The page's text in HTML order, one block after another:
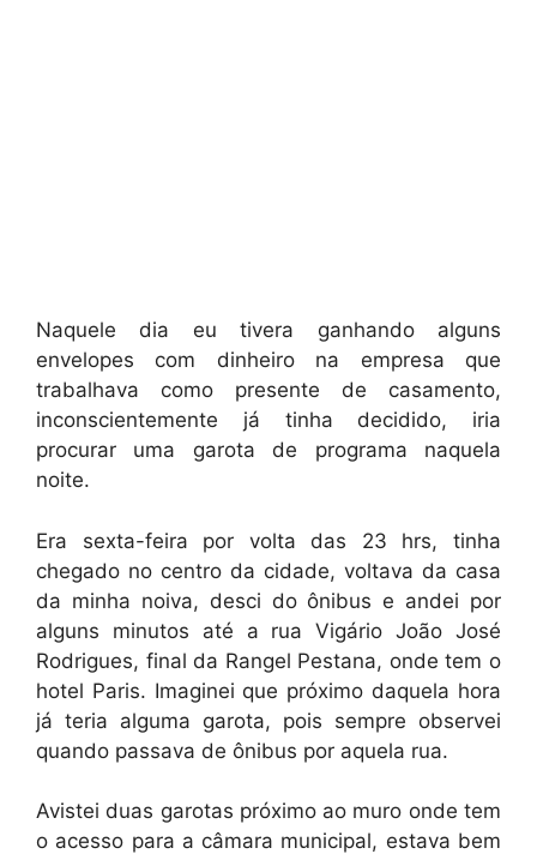
Naquele dia eu tivera ganhando alguns
envelopes com dinheiro na empresa que
trabalhava como presente de casamento,
inconscientemente já tinha decidido, iria
procurar uma garota de programa naquela
noite.
Era sexta-feira por volta das 23 hrs, tinha
chegado no centro da cidade, voltava da casa
da minha noiva, desci do ônibus e andei por
alguns minutos até a rua Vigário João José
Rodrigues, final da Rangel Pestana, onde tem o
hotel Paris. Imaginei que próximo daquela hora
já teria alguma garota, pois sempre observei
quando passava de ônibus por aquela rua.
Avistei duas garotas próximo ao muro onde tem
o acesso para a câmara municipal, estava bem